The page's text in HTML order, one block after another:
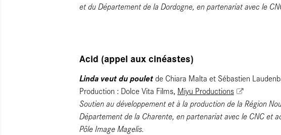
et du Département de la Dordogne, en partenariat avec le
Acid (appel aux cinéastes)
Linda veut du pouletde Chiara Malta et Sébastien
Production : Dolce Vita Films, Miyu Productions
Soutien au développement et à la production de la Région
Département de la Charente, en partenariat avec le CNC et
Pôle Image Magelis.